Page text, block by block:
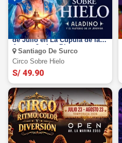
El Circo de Hielo 2026: Del 18
de Julio en La Cúpula de las
Artes - Jockey Plaza
Santiago De Surco
Circo Sobre Hielo
S/ 49.90